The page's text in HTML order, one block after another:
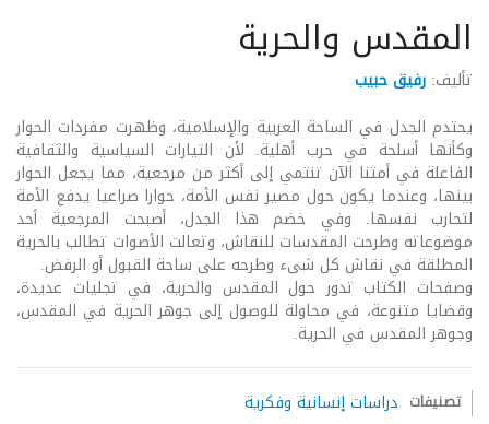
المقدس والحرية
تأليف: رفيق حبيب
يحتدم الجدل في الساحة العربية والإسلامية، وظهرت مفردات الحوار
وكأنها أسلحة في حرب أهلية. لأن التيارات السياسية والثقافية
الفاعلة في أمتنا الآن تنتمي إلى أكثر من مرجعية، مما يجعل الحوار
بينها، وعندما يكون حول مصير نفس الأمة، حوارا صراعيا يدفع الأمة
لتحارب نفسها. وفي خضم هذا الجدل، أصبحت المرجعية أحد
موضوعاته وطرحت المقدسات للنقاش، وتعالت الأصوات تطالب بالحرية
المطلقة في نقاش كل شىء وطرحه على ساحة القبول أو الرفض.
وصفحات الكتاب تدور حول المقدس والحرية، في تجليات عديدة،
وقضايا متنوعة، في محاولة للوصول إلى جوهر الحرية في المقدس،
وجوهر المقدس في الحرية.
تصنيفات دراسات إنسانية وفكرية